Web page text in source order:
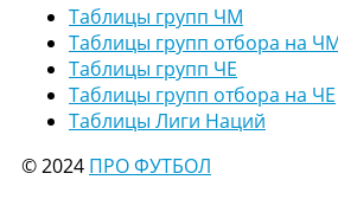
Таблицы групп ЧМ
Таблицы групп отбора на
Таблицы групп ЧЕ
Таблицы групп отбора на ЧЕ
Таблицы Лиги Наций
© 2024 ПРО ФУТБОЛ